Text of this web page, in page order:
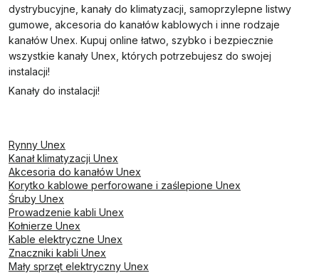
dystrybucyjne, kanały do klimatyzacji, samoprzylepne listwy
gumowe, akcesoria do kanałów kablowych i inne rodzaje
kanałów Unex. Kupuj online łatwo, szybko i bezpiecznie
wszystkie kanały Unex, których potrzebujesz do swojej
instalacji!
Kanały do instalacji!
Rynny Unex
Kanał klimatyzacji Unex
Akcesoria do kanałów Unex
Korytko kablowe perforowane i zaślepione Unex
Śruby Unex
Prowadzenie kabli Unex
Kołnierze Unex
Kable elektryczne Unex
Znaczniki kabli Unex
Mały sprzęt elektryczny Unex